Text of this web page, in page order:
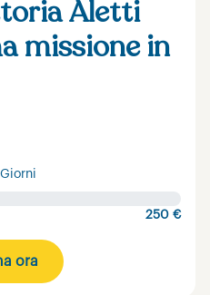
Aletti
missione in
250 €
ora